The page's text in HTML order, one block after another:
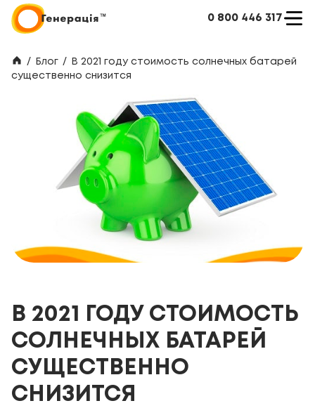
0 800 446 317
/ Блог /
В 2021 году стоимость солнечных батарей
существенно снизится
В 2021 ГОДУ СТОИМОСТЬ
СОЛНЕЧНЫХ БАТАРЕЙ
СУЩЕСТВЕННО
СНИЗИТСЯ